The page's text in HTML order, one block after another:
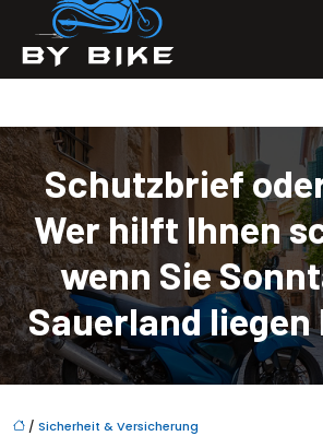
Schutzbrief
Wer hilft Ihnen
wenn Sie
Sauerland liegen
/ Sicherheit & Versicherung